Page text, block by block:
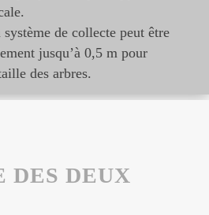
système de collecte peut être
jusqu’à 0,5 m pour
des arbres.
DES DEUX